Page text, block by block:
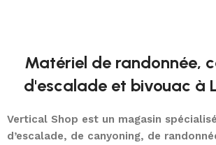
Matériel de randonnée,
d'escalade et bivouac à
Vertical Shop est un magasin
d’escalade, de canyoning, de